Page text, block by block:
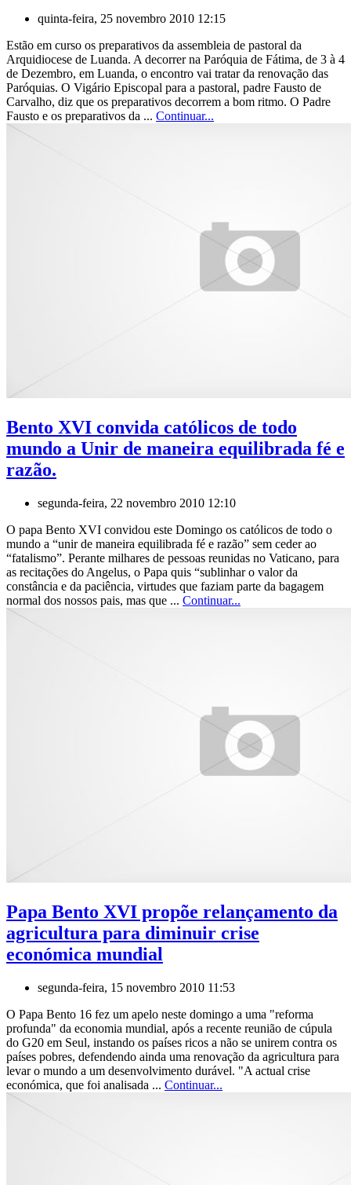
quinta-feira, 25 novembro 2010 12:15
Estão em curso os preparativos da assembleia de pastoral da
Arquidiocese de Luanda. A decorrer na Paróquia de Fátima, de 3 à 4
de Dezembro, em Luanda, o encontro vai tratar da renovação das
Paróquias. O Vigário Episcopal para a pastoral, padre Fausto de
Carvalho, diz que os preparativos decorrem a bom ritmo. O Padre
Fausto e os preparativos da ... Continuar...
Bento XVI convida católicos de todo
mundo a Unir de maneira equilibrada fé e
razão.
segunda-feira, 22 novembro 2010 12:10
O papa Bento XVI convidou este Domingo os católicos de todo o
mundo a “unir de maneira equilibrada fé e razão” sem ceder ao
“fatalismo”. Perante milhares de pessoas reunidas no Vaticano, para
as recitações do Angelus, o Papa quis “sublinhar o valor da
constância e da paciência, virtudes que faziam parte da bagagem
normal dos nossos pais, mas que ... Continuar...
Papa Bento XVI propõe relançamento da
agricultura para diminuir crise
económica mundial
segunda-feira, 15 novembro 2010 11:53
O Papa Bento 16 fez um apelo neste domingo a uma "reforma
profunda" da economia mundial, após a recente reunião de cúpula
do G20 em Seul, instando os países ricos a não se unirem contra os
países pobres, defendendo ainda uma renovação da agricultura para
levar o mundo a um desenvolvimento durável. "A actual crise
económica, que foi analisada ... Continuar...